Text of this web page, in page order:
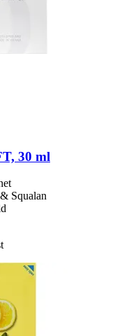
30 ml
Squalan